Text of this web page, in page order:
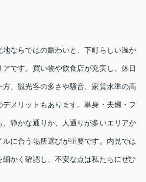
地ならではの賑わいと、下町らしい温か
アです。買い物や飲食店が充実し、休日
方、観光客の多さや騒音、家賃水準の高
デメリットもあります。単身・夫婦・フ
、静かな通りか、人通りが多いエリアか
ルに合う場所選びが重要です。内見では
かく確認し、不安な点は私たちにぜひ